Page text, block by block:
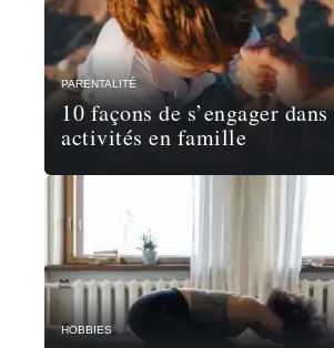
PARENTALITÉ
10 façons de s’engager dans
activités en famille
HOBBIES